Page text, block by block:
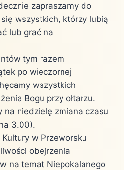
zapraszamy do
wszystkich, którzy lubią
lub grać na
tym razem
po wieczornej
wszystkich
Bogu przy ołtarzu.
na niedzielę zmiana czasu
3.00).
w Przeworsku
obejrzenia
na temat Niepokalanego